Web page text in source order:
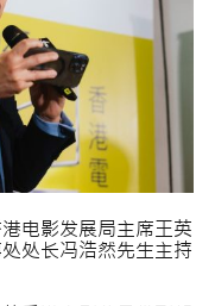
电影发展局主席王英
处长冯浩然先生主持